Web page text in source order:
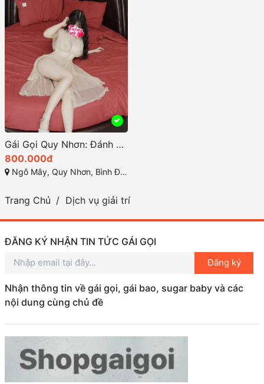
Gái Gọi Quy Nhơn: Đánh Giá và Tìm Kiếm Thông Tin Cần Biết
800.000đ
Ngô Mây, Quy Nhơn, Bình Định
Trang Chủ Dịch vụ giải trí
ĐĂNG KÝ NHẬN TIN TỨC GÁI GỌI
Đăng ký
Nhận thông tin về gái gọi, gái bao, sugar baby và các
nội dung cùng chủ đề